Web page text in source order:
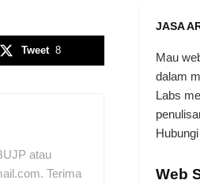
Tweet 8
atau
Terima
JASA
Mau
dalam
Labs
Web